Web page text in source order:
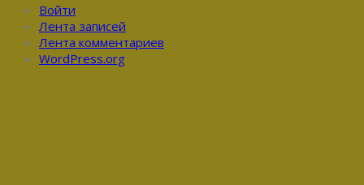
Войти
Лента записей
Лента комментариев
WordPress.org